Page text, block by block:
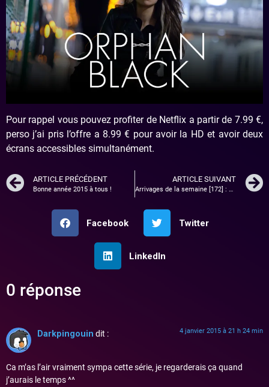
Pour rappel vous pouvez profiter de Netflix a partir de 7.99 €,
perso j’ai pris l’offre a 8.99 € pour avoir la HD et avoir deux
écrans accessibles simultanément.
ARTICLE PRÉCÉDENT
Bonne année 2015 à tous !
ARTICLE SUIVANT
Arrivages de la semaine [172] : Gameboy camera, casque de réalité virtuelle Homido …
Facebook Twitter
LinkedIn
0 réponse
Darkpingouin dit : 4 janvier 2015 à 21 h 24 min
Ca m’as l’air vraiment sympa cette série, je regarderais ça quand
j’aurais le temps ^^